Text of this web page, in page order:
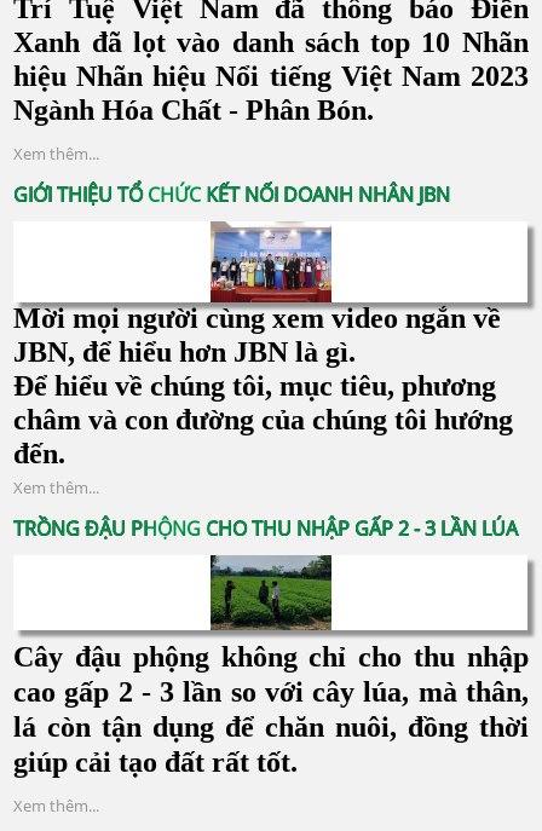
Trí Tuệ Việt Nam đã thông báo Điền
Xanh đã lọt vào danh sách top 10 Nhãn
hiệu Nhãn hiệu Nổi tiếng Việt Nam 2023
Ngành Hóa Chất - Phân Bón.
Xem thêm...
GIỚI THIỆU TỔ CHỨC KẾT NỐI DOANH NHÂN JBN
Mời mọi người cùng xem video ngắn về
JBN, để hiểu hơn JBN là gì.
Để hiểu về chúng tôi, mục tiêu, phương
châm và con đường của chúng tôi hướng
đến.
Xem thêm...
TRỒNG ĐẬU PHỘNG CHO THU NHẬP GẤP 2 - 3 LẦN LÚA
Cây đậu phộng không chỉ cho thu nhập
cao gấp 2 - 3 lần so với cây lúa, mà thân,
lá còn tận dụng để chăn nuôi, đồng thời
giúp cải tạo đất rất tốt.
Xem thêm...